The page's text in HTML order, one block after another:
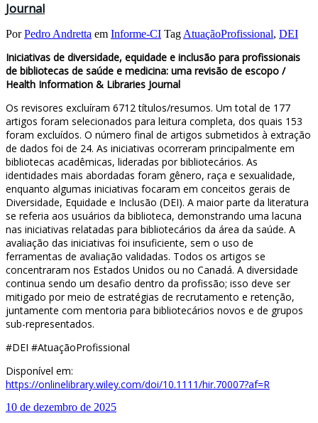
Journal
PorPedro Andretta em Informe-CI Tag AtuaçãoProfissional, DEI
Iniciativas de diversidade, equidade e inclusão para profissionais
de bibliotecas de saúde e medicina: uma revisão de escopo /
Health Information & Libraries Journal
Os revisores excluíram 6712 títulos/resumos. Um total de 177
artigos foram selecionados para leitura completa, dos quais 153
foram excluídos. O número final de artigos submetidos à extração
de dados foi de 24. As iniciativas ocorreram principalmente em
bibliotecas acadêmicas, lideradas por bibliotecários. As
identidades mais abordadas foram gênero, raça e sexualidade,
enquanto algumas iniciativas focaram em conceitos gerais de
Diversidade, Equidade e Inclusão (DEI). A maior parte da literatura
se referia aos usuários da biblioteca, demonstrando uma lacuna
nas iniciativas relatadas para bibliotecários da área da saúde. A
avaliação das iniciativas foi insuficiente, sem o uso de
ferramentas de avaliação validadas. Todos os artigos se
concentraram nos Estados Unidos ou no Canadá. A diversidade
continua sendo um desafio dentro da profissão; isso deve ser
mitigado por meio de estratégias de recrutamento e retenção,
juntamente com mentoria para bibliotecários novos e de grupos
sub-representados.
#DEI #AtuaçãoProfissional
Disponível em:
https://onlinelibrary.wiley.com/doi/10.1111/hir.70007?af=R
10 de dezembro de 2025